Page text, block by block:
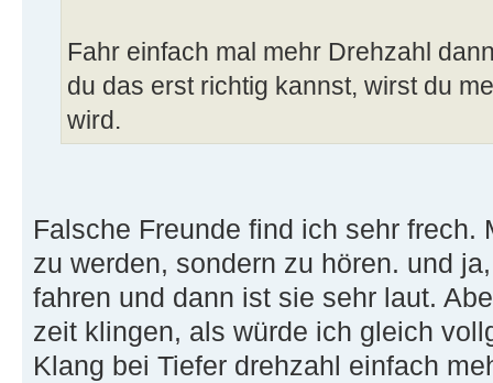
Fahr einfach mal mehr Drehzahl
du das erst richtig kannst, wirst du
wird.
Falsche Freunde find ich sehr frech.
zu werden, sondern zu hören. und
fahren und dann ist sie sehr laut.
zeit klingen, als würde ich gleich
Klang bei Tiefer drehzahl einfach